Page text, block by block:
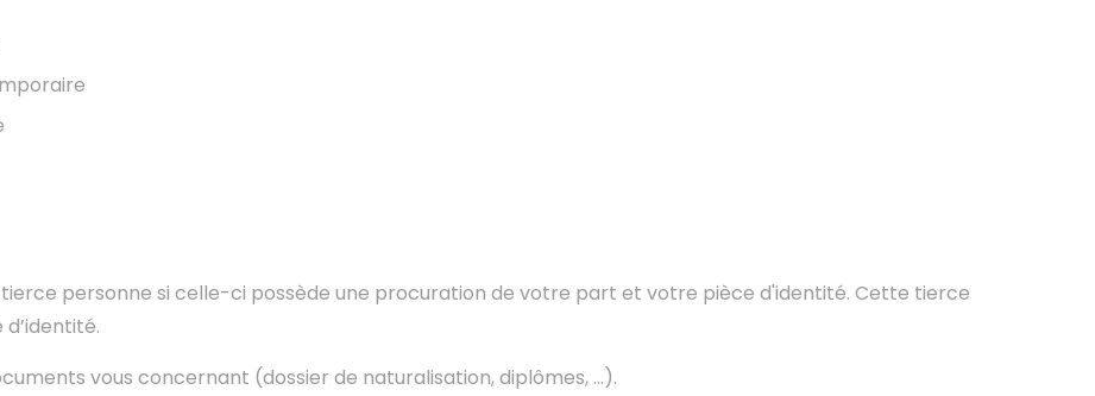
personne si celle-ci possède une procuration de votre part et votre pièce d'identité. Cette tierce
vous concernant (dossier de naturalisation, diplômes, ...).